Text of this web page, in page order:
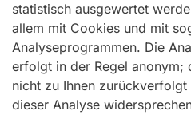
statistisch ausgewertet
allem mit Cookies und mit
Analyseprogrammen. Die
erfolgt in der Regel anonym;
nicht zu Ihnen
dieser Analyse